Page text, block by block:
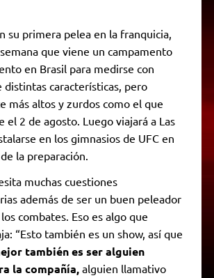
su primera pelea en la franquicia,
que viene un campamento
en Brasil para medirse con
distintas características, pero
más altos y zurdos como el que
el 2 de agosto. Luego viajará a Las
en los gimnasios de UFC en
la preparación.
muchas cuestiones
además de ser un buen peleador
combates. Eso es algo que
“Esto también es un show, así que
también es ser alguien
la compañía, alguien llamativo